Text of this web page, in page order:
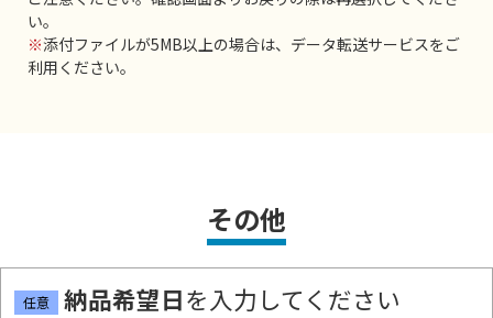
い。
※添付ファイルが5MB以上の場合は、データ転送サービスをご
利用ください。
その他
任意 納品希望日を入力してください